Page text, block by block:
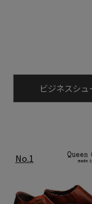
ビジネスシュ